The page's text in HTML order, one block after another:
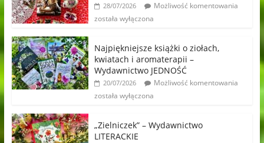
28/07/2026
Możliwość komentowania
została wyłączona
Najpiękniejsze książki o ziołach,
kwiatach i aromaterapii –
Wydawnictwo JEDNOŚĆ
20/07/2026
Możliwość komentowania
została wyłączona
„Zielniczek” – Wydawnictwo
LITERACKIE